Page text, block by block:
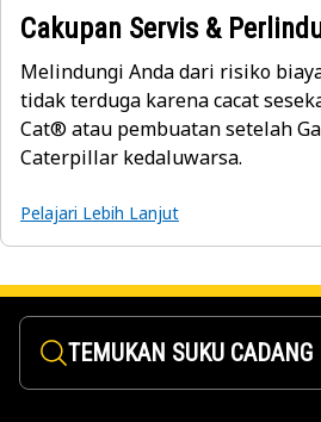
Cakupan Servis &
Melindungi Anda dari risiko
tidak terduga karena cacat
Cat® atau pembuatan setelah
Caterpillar kedaluwarsa.
Pelajari Lebih Lanjut
TEMUKAN SUKU CADANG